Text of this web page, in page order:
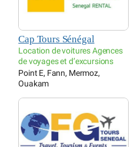
Cap Tours Sénégal
Location de voitures Agences
de voyages et d’excursions
Point E, Fann, Mermoz,
Ouakam